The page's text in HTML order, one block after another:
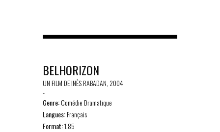
BELHORIZON
UN FILM DE INÈS RABADAN, 2004
-
Genre:Comédie Dramatique
Langues:Français
Format:1.85